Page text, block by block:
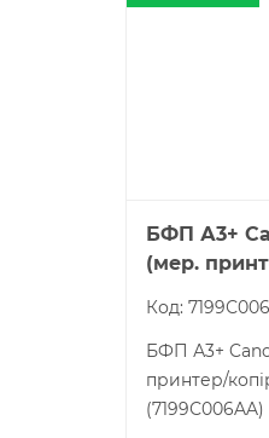
БФП А3+
(мер.
Код:
БФП А3+
принтер/
(7199С006AA)